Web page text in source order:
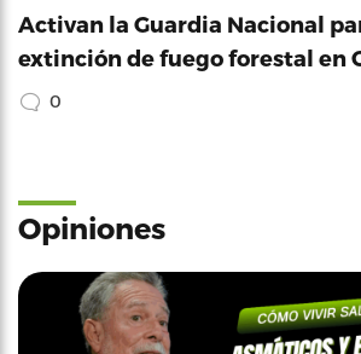
Activan la Guardia Nacional
extinción de fuego forestal en
0
Opiniones